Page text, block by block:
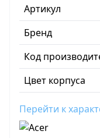
Артикул
Бренд
Код
Цвет корпуса
Перейти к